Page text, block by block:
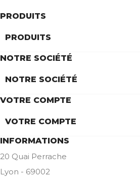
PRODUITS
PRODUITS
NOTRE SOCIÉTÉ
NOTRE SOCIÉTÉ
VOTRE COMPTE
VOTRE COMPTE
INFORMATIONS
20 Quai Perrache
Lyon - 69002